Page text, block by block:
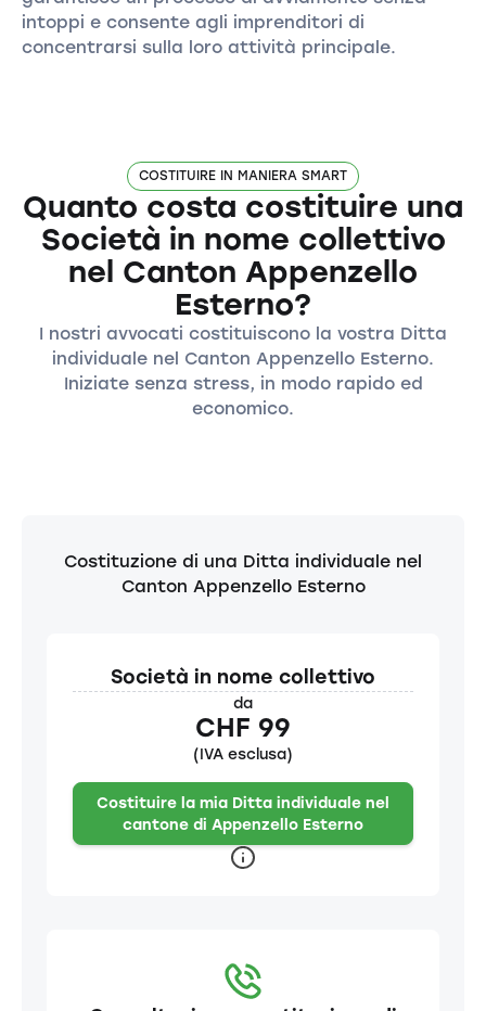
intoppi e consente agli imprenditori di
concentrarsi sulla loro attività principale.
COSTITUIRE IN MANIERA SMART
Quanto costa costituire una
Società in nome collettivo
nel Canton Appenzello
Esterno?
I nostri avvocati costituiscono la vostra Ditta
individuale nel Canton Appenzello Esterno.
Iniziate senza stress, in modo rapido ed
economico.
Costituzione di una Ditta individuale nel
Canton Appenzello Esterno
Società in nome collettivo
da
CHF 99
(IVA esclusa)
Costituire la mia Ditta individuale nel
cantone di Appenzello Esterno